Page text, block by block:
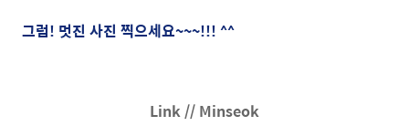
그럼! 멋진 사진 찍으세요~~~!!! ^^
Link // Minseok